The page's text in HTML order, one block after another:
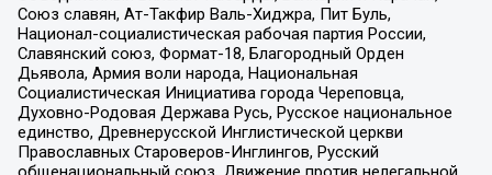
Союз славян, Ат-Такфир Валь-Хиджра, Пит Буль,
Национал-социалистическая рабочая партия России,
Славянский союз, Формат-18, Благородный Орден
Дьявола, Армия воли народа, Национальная
Социалистическая Инициатива города Череповца,
Духовно-Родовая Держава Русь, Русское национальное
единство, Древнерусской Инглистической церкви
Православных Староверов-Инглингов, Русский